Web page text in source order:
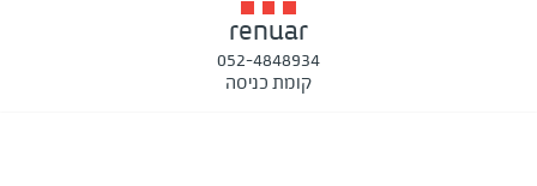
renuar
052-4848934
קומת כניסה